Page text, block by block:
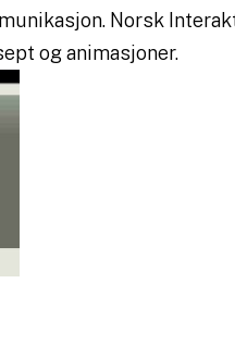
Norsk
og animasjoner.